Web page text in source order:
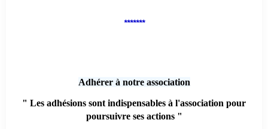
*******
Adhérer à notre association
" Les adhésions sont indispensables à l'association pour
poursuivre ses actions "